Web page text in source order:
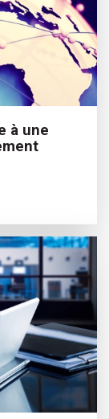
à une